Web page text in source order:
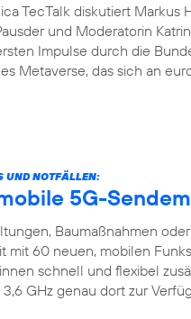
TecTalk diskutiert Markus
und Moderatorin
Impulse durch die
Metaverse, das sich an
UND NOTFÄLLEN:
5G-
Baumaßnahmen
mit 60 neuen, mobilen
schnell und flexibel
GHz genau dort zur